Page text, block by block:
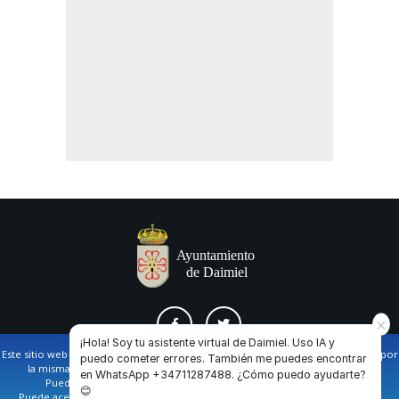
AVISO LEGAL Y POLÍTICA DE PRIVACIDAD COOKIES CONTACTO
Este sitio web utiliza cookies propias y de terceros para facilitar la navegación por
la misma y obtener datos estadísticos de la navegación de los usuarios.
Puede obtener más información en nuestrapolítica de cookies
¡Hola! Soy tu asistente virtual de Daimiel. Uso IA y
puedo cometer errores. También me puedes encontrar
en WhatsApp +34711287488. ¿Cómo puedo ayudarte?
😊